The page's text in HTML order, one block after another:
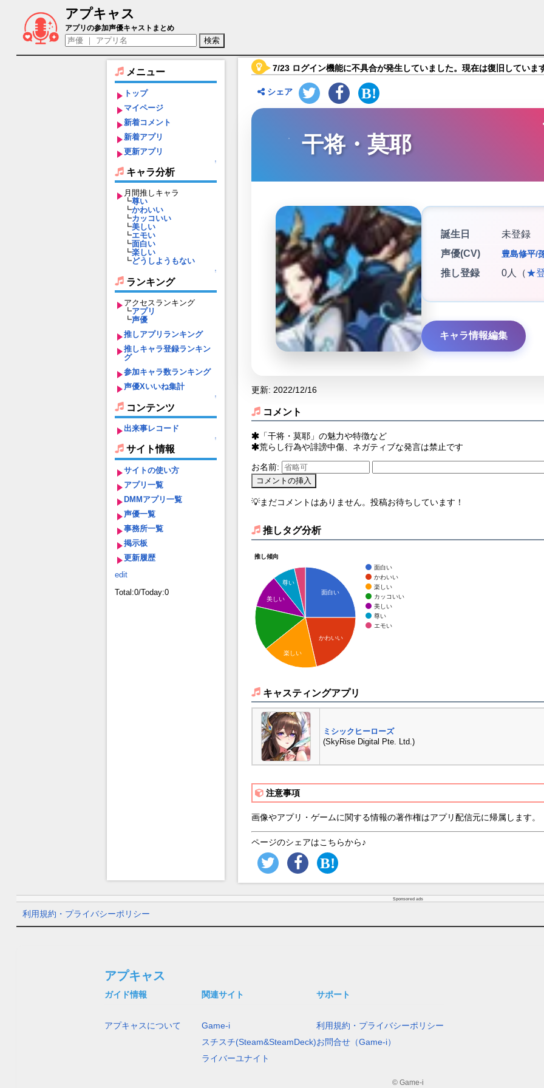
アプキャス
干将・莫耶（声優：豊島修平/孫崎純)【ミシックヒーローズ】キャラ紹介
アプリの参加声優キャストまとめ
メニュー
トップ
マイページ
新着コメント
新着アプリ
更新アプリ
↑
キャラ分析
月間推しキャラ
┗尊い
┗かわいい
┗カッコいい
┗美しい
┗エモい
┗面白い
┗楽しい
┗どうしようもない
↑
ランキング
アクセスランキング
┗アプリ
┗声優
推しアプリランキング
推しキャラ登録ランキン
グ
参加キャラ数ランキング
声優Xいいね集計
↑
コンテンツ
出来事レコード
↑
サイト情報
サイトの使い方
アプリ一覧
DMMアプリ一覧
声優一覧
事務所一覧
掲示板
更新履歴
edit
Total:0/Today:0
7/23 ログイン機能に不具合が発生していました。現在は復旧していま
シェア
干将・莫耶
誕生日
未登録
声優(CV)
豊島修平/
推し登録 0人（★
キャラ情報編集
更新: 2022/12/16
コメント
「干将・莫耶」の魅力や特徴など
荒らし行為や誹謗中傷、ネガティブな発言は禁止です
お名前:
💡まだコメントはありません。投稿お待ちしています！
推しタグ分析
推し傾向
面白い
かわいい
楽しい
カッコいい
美しい
尊い
エモい
面白い
かわいい
尊い
美しい
楽しい
キャスティングアプリ
ミシックヒーローズ
(SkyRise Digital Pte. Ltd.)
注意事項
画像やアプリ・ゲームに関する情報の著作権はアプリ配信元に帰属します。
ページのシェアはこちらから♪
Sponsored ads
利用規約・プライバシーポリシー
アプキャス
ガイド情報
アプキャスについて
関連サイト
Game-i
スチスチ(Steam&SteamDeck)
ライバーユナイト
サポート
利用規約・プライバシーポリシー
お問合せ（Game-i）
© Game-i